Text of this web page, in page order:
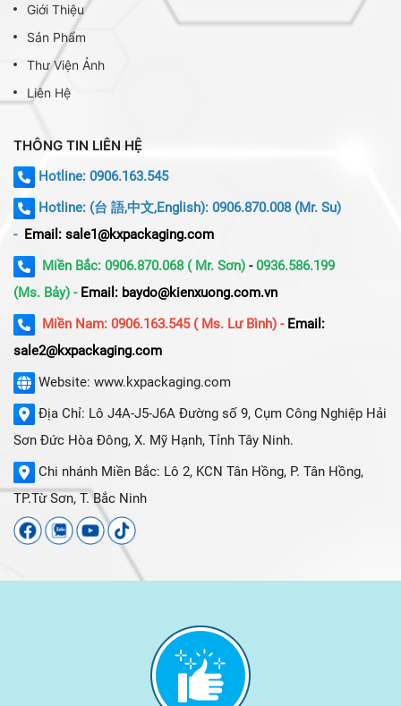
Giới Thiệu
Sản Phẩm
Thư Viện Ảnh
Liên Hệ
THÔNG TIN LIÊN HỆ
Hotline: 0906.163.545
Hotline: (台 語,中文,English): 0906.870.008 (Mr. Su)
- Email: sale1@kxpackaging.com
Miền Bắc: 0906.870.068 ( Mr. Sơn) - 0936.586.199
(Ms. Bảy) - Email: baydo@kienxuong.com.vn
Miền Nam: 0906.163.545 ( Ms. Lư Bình) - Email:
sale2@kxpackaging.com
Website: www.kxpackaging.com
Địa Chỉ: Lô J4A-J5-J6A Đường số 9, Cụm Công Nghiệp Hải
Sơn Đức Hòa Đông, X. Mỹ Hạnh, Tỉnh Tây Ninh.
Chi nhánh Miền Bắc: Lô 2, KCN Tân Hồng, P. Tân Hồng,
TP.Từ Sơn, T. Bắc Ninh